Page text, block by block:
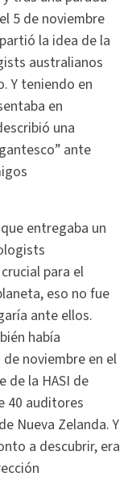
5 de noviembre
la idea de la
australianos
Y teniendo en
en
una
ante
entregaba un
para el
eso no fue
ante ellos.
había
de noviembre en el
de la HASI de
40 auditores
Nueva Zelanda. Y
a descubrir, era